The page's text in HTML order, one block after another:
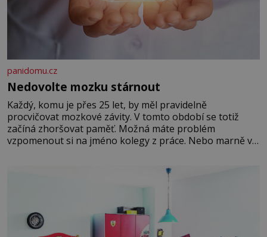
panidomu.cz
Nedovolte mozku stárnout
Každý, komu je přes 25 let, by měl pravidelně
procvičovat mozkové závity. V tomto období se totiž
začíná zhoršovat paměť. Možná máte problém
vzpomenout si na jméno kolegy z práce. Nebo marně v